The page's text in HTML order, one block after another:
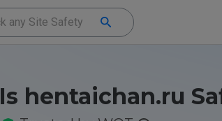
Is hentaichan.ru